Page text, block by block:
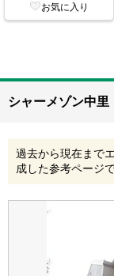
お気に入り
シャーメゾン中
過去から現在まで
成した参考ページで